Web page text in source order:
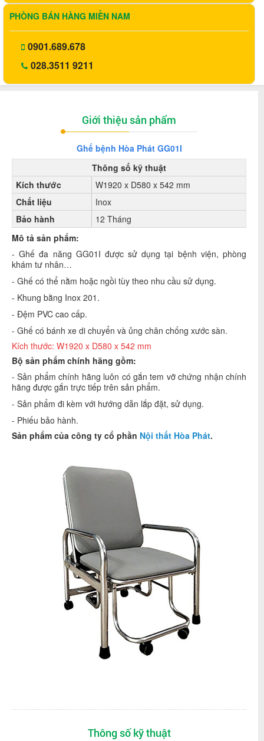
PHÒNG BÁN HÀNG MIỀN NAM
0901.689.678
028.3511 9211
Giới thiệu sản phẩm
Ghế bệnh Hòa Phát GG01I
Thông số kỹ thuật
Kích thước
W1920 x D580 x 542 mm
Chất liệu
Inox
Bảo hành
12 Tháng
Mô tả sản phẩm:
- Ghế đa năng GG01I được sử dụng tại bệnh viện, phòng
khám tư nhân…
- Ghế có thể nằm hoặc ngồi tùy theo nhu cầu sử dụng.
- Khung bằng Inox 201.
- Đệm PVC cao cấp.
- Ghế có bánh xe di chuyển và ủng chân chống xước sàn.
Kích thước: W1920 x D580 x 542 mm
Bộ sản phẩm chính hãng gồm:
- Sản phẩm chính hãng luôn có gắn tem vỡ chứng nhận chính
hãng được gắn trực tiếp trên sản phẩm.
- Sản phẩm đi kèm với hướng dẫn lắp đặt, sử dụng.
- Phiếu bảo hành.
Sản phẩm của công ty cổ phần Nội thất Hòa Phát.
Thông số kỹ thuật